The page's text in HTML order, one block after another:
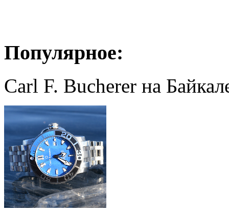
Популярное:
Carl F. Bucherer на